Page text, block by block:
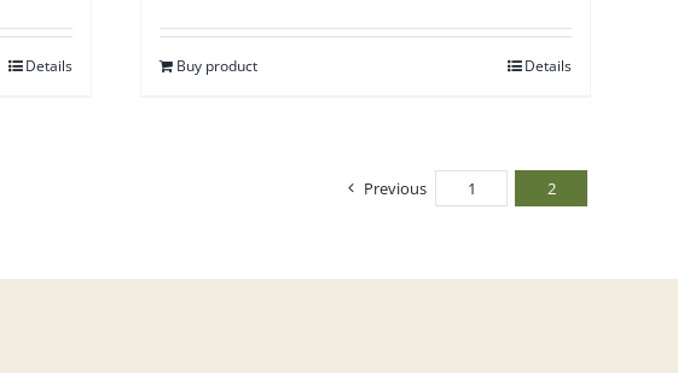
Details Buy product Details
Previous 1 2